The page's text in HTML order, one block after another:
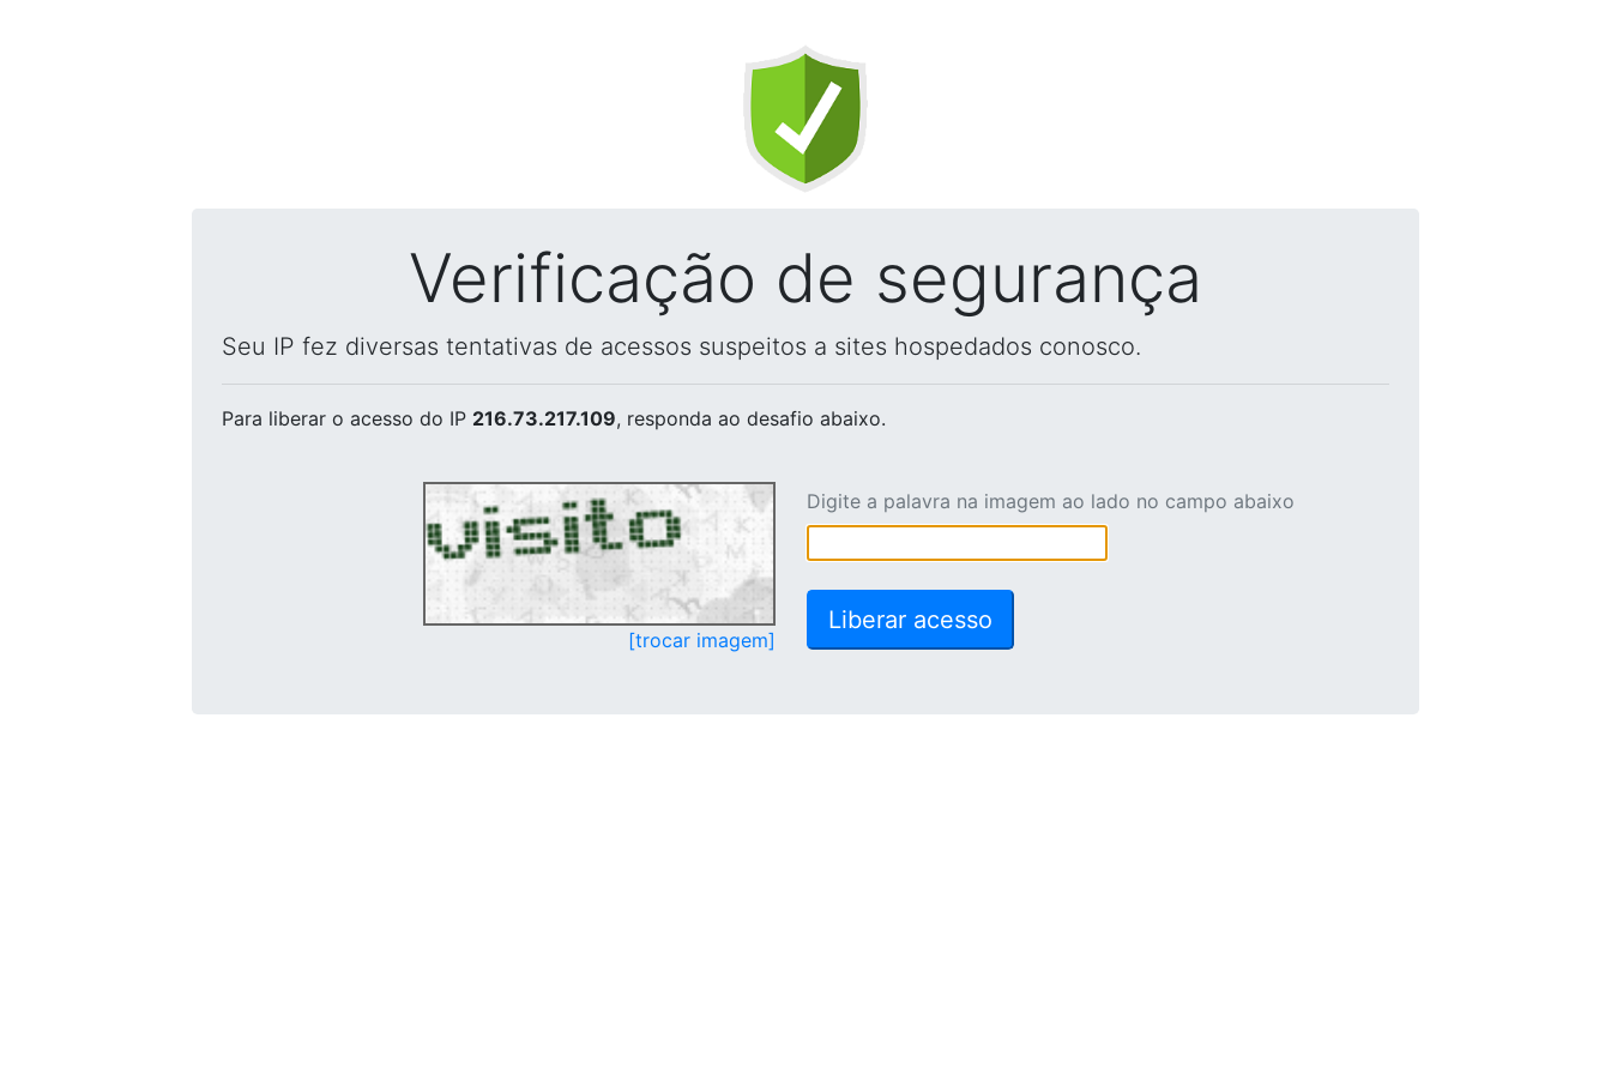
Verificação de segurança
Seu IP fez diversas tentativas de acessos suspeitos a sites hospedados conosco.
Para liberar o acesso do IP 216.73.217.109, responda ao desafio abaixo.
[trocar imagem]
Digite a palavra na imagem ao lado no campo abaixo